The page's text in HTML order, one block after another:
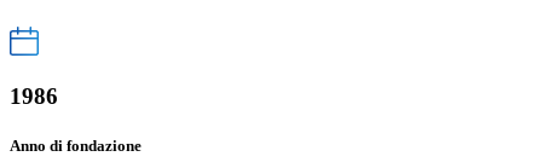
1986
Anno di fondazione